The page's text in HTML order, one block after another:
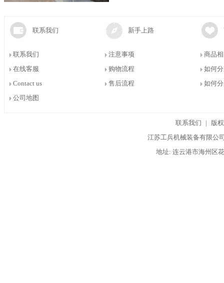
联系我们 新手上路
联系我们
在线客服
Contact us
公司地图
注意事项
购物流程
售后流程
商品
如何
如何
联系我们 |
版
江苏工兵机械装备有限公
地址: 连云港市海州区